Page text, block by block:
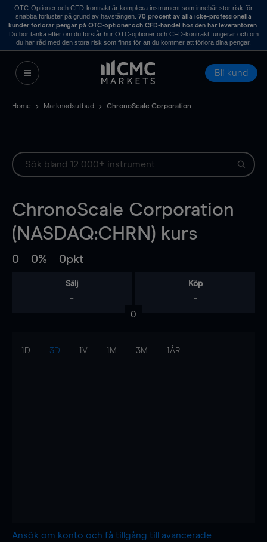
OTC-Optioner och CFD-kontrakt är komplexa instrument som innebär stor risk för
snabba förluster på grund av hävstången. 70 procent av alla icke-professionella
kunder förlorar pengar på OTC-optioner och CFD-handel hos den här leverantören.
Du bör tänka efter om du förstår hur OTC-optioner och CFD-kontrakt fungerar och om
du har råd med den stora risk som finns för att du kommer att förlora dina pengar.
Bli kund
Home Marknadsutbud ChronoScale Corporation
ChronoScale Corporation
(NASDAQ:CHRN) kurs
0 0% 0pkt
Sälj
-
Köp
-
0
1D 3D 1V 1M 3M 1ÅR
Ansök om konto och få tillgång till avancerade